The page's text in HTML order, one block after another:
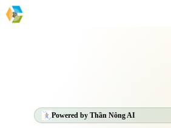
Powered by Thần Nông AI